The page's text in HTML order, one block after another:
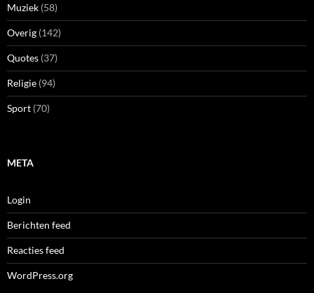
Muziek (58)
Overig (142)
Quotes (37)
Religie (94)
Sport (70)
META
Login
Berichten feed
Reacties feed
WordPress.org